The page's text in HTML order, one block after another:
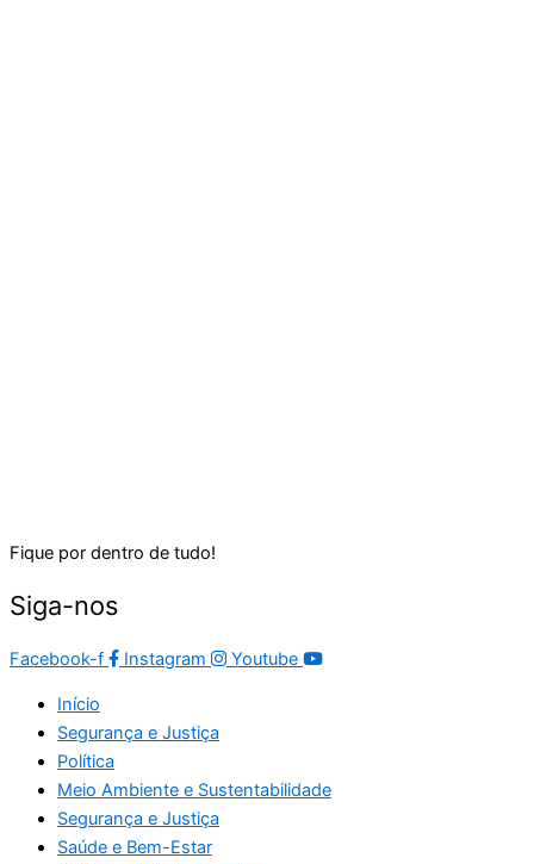
Fique por dentro de tudo!
Siga-nos
Facebook-f Instagram Youtube
Início
Segurança e Justiça
Política
Meio Ambiente e Sustentabilidade
Segurança e Justiça
Saúde e Bem-Estar